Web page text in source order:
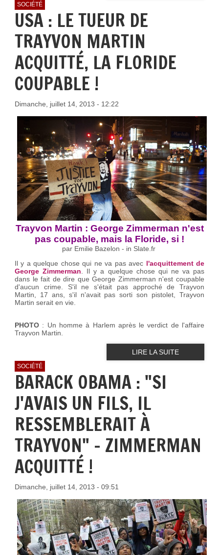
SOCIÉTÉ
USA : LE TUEUR DE
TRAYVON MARTIN
ACQUITTÉ, LA FLORIDE
COUPABLE !
Dimanche, juillet 14, 2013 - 12:22
Trayvon Martin : George Zimmerman n'est
pas coupable, mais la Floride, si !
par Emilie Bazelon - in Slate.fr
Il y a quelque chose qui ne va pas avec l'acquittement de
George Zimmerman. Il y a quelque chose qui ne va pas
dans le fait de dire que George Zimmerman n'est coupable
d'aucun crime. S'il ne s'était pas approché de Trayvon
Martin, 17 ans, s'il n'avait pas sorti son pistolet, Trayvon
Martin serait en vie.
PHOTO : Un homme à Harlem après le verdict de l'affaire
Trayvon Martin.
LIRE LA SUITE
SOCIÉTÉ
BARACK OBAMA : "SI
J'AVAIS UN FILS, IL
RESSEMBLERAIT À
TRAYVON" - ZIMMERMAN
ACQUITTÉ !
Dimanche, juillet 14, 2013 - 09:51